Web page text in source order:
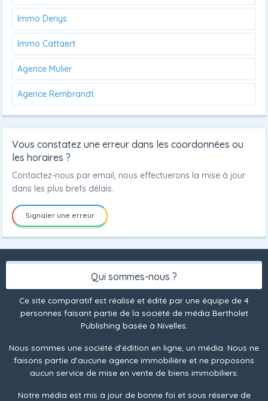
Immo Denys
Immo Cattaert
Agence Mulier
Agence Rembrandt
Vous constatez une erreur dans les coordonnées ou
les horaires ?
Contactez-nous par email, nous effectuerons la mise à jour
dans les plus brefs délais.
Signaler une erreur
Qui sommes-nous ?
Ce site comparatif est réalisé et édité par une équipe de 4
personnes faisant partie de la société de média Bertholet
Publishing basée à Nivelles.
Nous sommes une société d'édition en ligne, un média. Nous ne
faisons partie d'aucune agence immobilière et ne proposons
aucun service de mise en vente de biens immobiliers.
Notre média est mis à jour de bonne foi et sous réserve de